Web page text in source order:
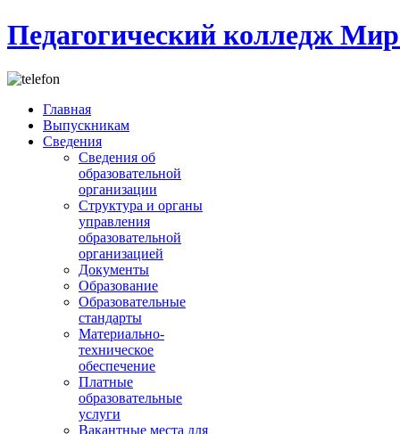
Педагогический колледж
Главная
Выпускникам
Сведения
Сведения об
образовательной
организации
Структура и органы
управления
образовательной
организацией
Документы
Образование
Образовательные
стандарты
Материально-
техническое
обеспечение
Платные
образовательные
услуги
Вакантные места для